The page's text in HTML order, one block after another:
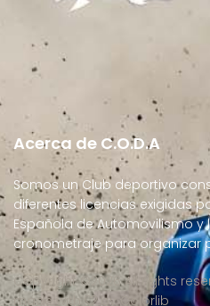
Acerca de C.O.D.A
Somos un Club deportivo
diferentes licencias exigidas
Española de Automovilismo
cronometraje para organizar
Copyright ©2026 All rights
made with
by Colorlib